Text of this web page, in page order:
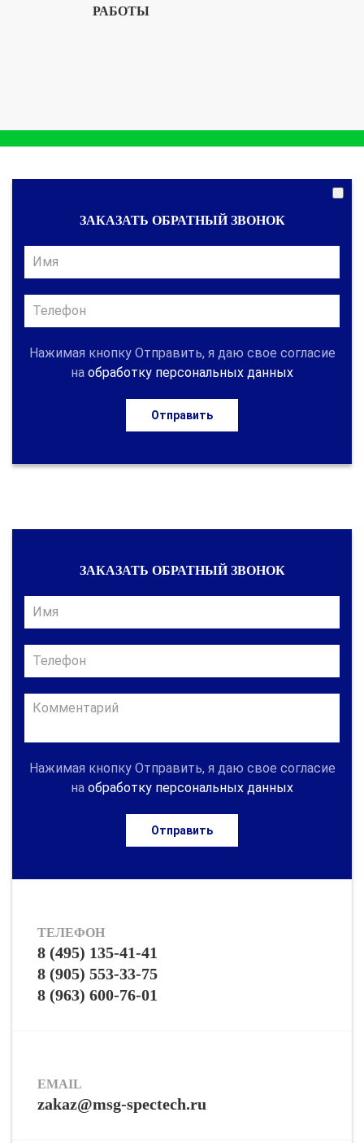
РАБОТЫ
ЗАКАЗАТЬ ОБРАТНЫЙ ЗВОНОК
Нажимая кнопку Отправить, я даю свое согласие
на обработку персональных данных
Отправить
ЗАКАЗАТЬ ОБРАТНЫЙ ЗВОНОК
Нажимая кнопку Отправить, я даю свое согласие
на обработку персональных данных
Отправить
ТЕЛЕФОН
8 (495) 135-41-41
8 (905) 553-33-75
8 (963) 600-76-01
EMAIL
zakaz@msg-spectech.ru